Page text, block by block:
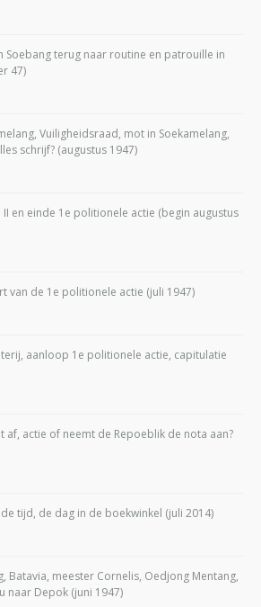
Soebang terug naar routine en patrouille in
47)
Vuiligheidsraad, mot in Soekamelang,
schrijf? (augustus 1947)
en einde 1e politionele actie (begin augustus
van de 1e politionele actie (juli 1947)
aanloop 1e politionele actie, capitulatie
af, actie of neemt de Repoeblik de nota aan?
tijd, de dag in de boekwinkel (juli 2014)
Batavia, meester Cornelis, Oedjong Mentang,
naar Depok (juni 1947)